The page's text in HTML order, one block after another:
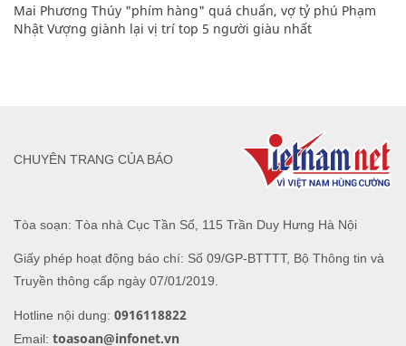
Mai Phương Thúy "phím hàng" quá chuẩn, vợ tỷ phú Phạm
Nhật Vượng giành lại vị trí top 5 người giàu nhất
Tòa soạn: Tòa nhà Cục Tần Số, 115 Trần Duy Hưng Hà Nội
Giấy phép hoạt động báo chí: Số 09/GP-BTTTT, Bộ Thông tin và
Truyền thông cấp ngày 07/01/2019.
Hotline nội dung: 0916118822
Email: toasoan@infonet.vn
CHUYÊN TRANG CỦA BÁO